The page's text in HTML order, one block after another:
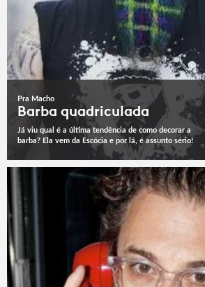
Pra Macho
Barba quadriculada
Já viu qual é a última tendência de como decorar a
barba? Ela vem da Escócia e por lá, é assunto sério!